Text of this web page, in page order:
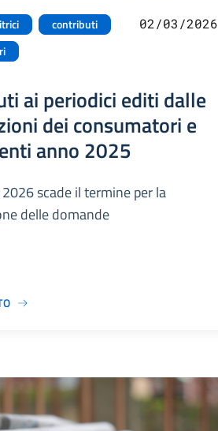
contributi
02/03/2026
ai periodici editi dalle
dei consumatori e
anno 2025
scade il termine per la
delle domande